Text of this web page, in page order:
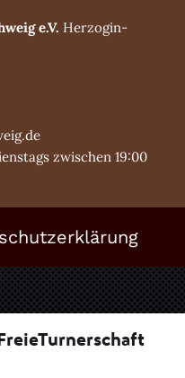
e.V. Herzogin-
zwischen 19:00